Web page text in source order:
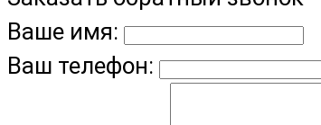
Ваше имя:
Ваш телефон: